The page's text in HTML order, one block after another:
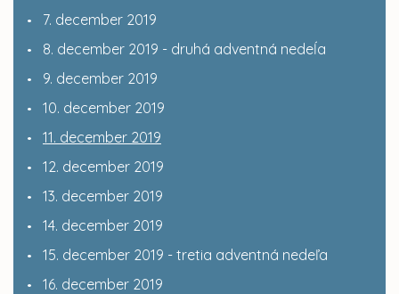
7. december 2019
8. december 2019 - druhá adventná nedeĺa
9. december 2019
10. december 2019
11. december 2019
12. december 2019
13. december 2019
14. december 2019
15. december 2019 - tretia adventná nedeľa
16. december 2019